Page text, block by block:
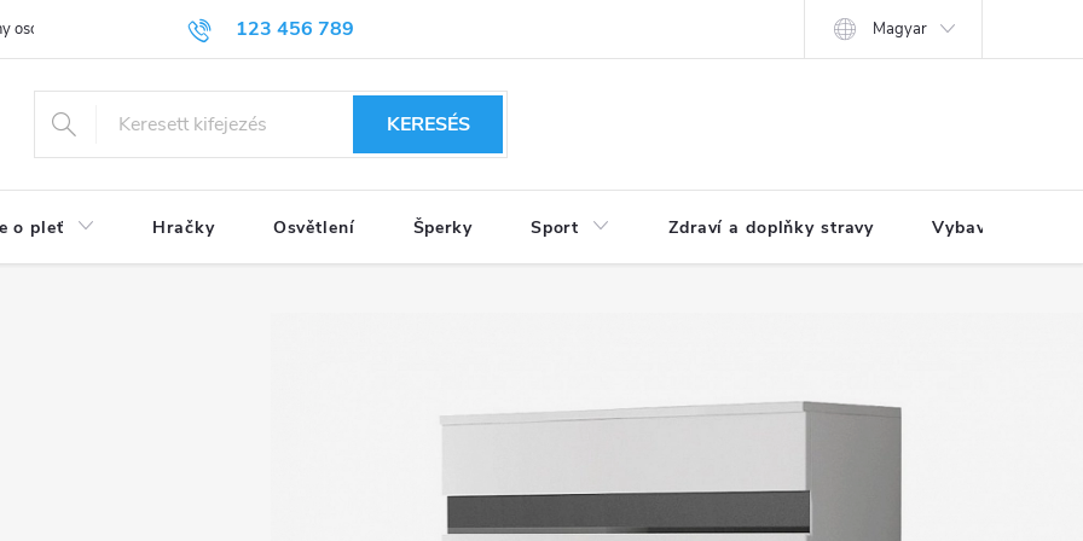
123 456 789
osobních údajů Magyar
KERESÉS
o pleť Hračky Osvětlení Šperky Sport Zdraví a doplňky stravy Vybavení pro